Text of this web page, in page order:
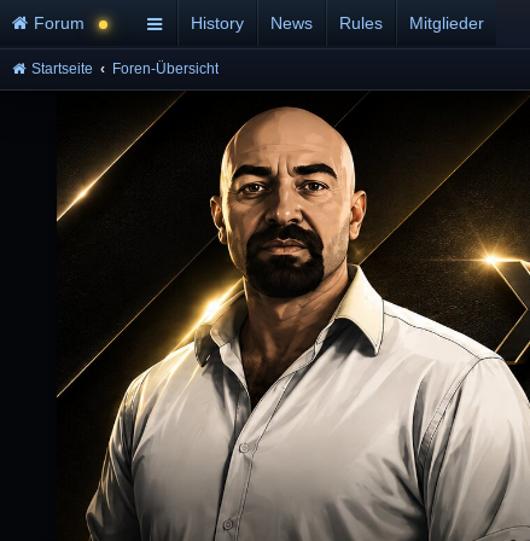
Forum History News Rules Mitglieder
Startseite Foren-Übersicht